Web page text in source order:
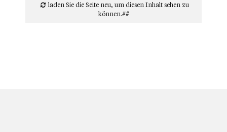
laden Sie die Seite neu, um diesen Inhalt sehen zu
können.##